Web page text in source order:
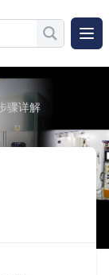
打
骤详解